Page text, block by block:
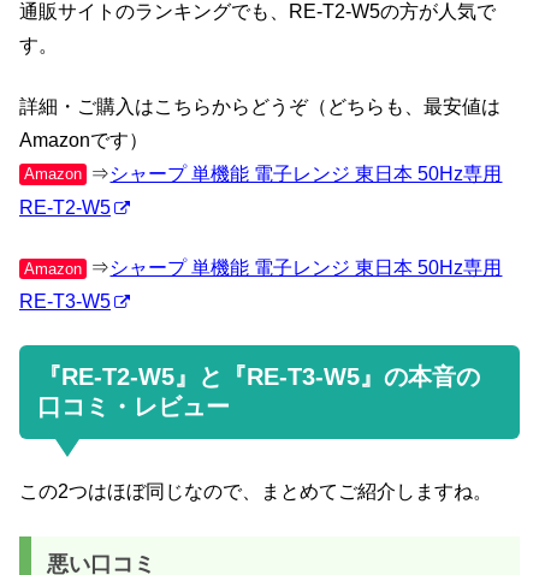
通販サイトのランキングでも、RE-T2-W5の方が人気で
す。
詳細・ご購入はこちらからどうぞ（どちらも、最安値は
Amazonです）
Amazon ⇒シャープ 単機能 電子レンジ 東日本 50Hz専用
RE-T2-W5
Amazon ⇒シャープ 単機能 電子レンジ 東日本 50Hz専用
RE-T3-W5
『RE-T2-W5』と『RE-T3-W5』の本音の
口コミ・レビュー
この2つはほぼ同じなので、まとめてご紹介しますね。
悪い口コミ